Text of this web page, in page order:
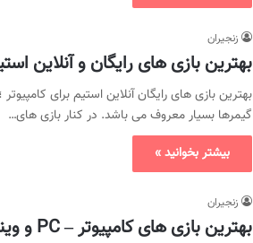
زنجیران
بهترین بازی های رایگان و آنلاین استیم
گیمرها بسیار معروف می باشد. در کنار بازی های…
بیشتر بخوانید »
زنجیران
بهترین بازی های کامپیوتر – PC و ویندوز تا سال 2021 ✅